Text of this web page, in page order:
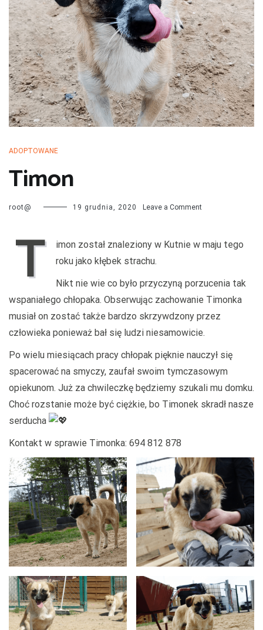
przechodzą kwarantannę, są leczone i mają całą profilaktykę. Są
również sterylizowane i kastrowane. Są socjalizowane czyli
przygotowywane do tego by odnaleźć się w nowej rodzinie. My
bardzo dobrze znamy naszych podopiecznych więc jest nam łatwiej
dopasować psa do rodziny i odwrotnie.
ADOPTOWANE
Timon
root@ 19 grudnia, 2020 Leave a Commenton
T
imon został znaleziony w Kutnie w maju tego
roku jako kłębek strachu.
Nikt nie wie co było przyczyną porzucenia tak
wspaniałego chłopaka. Obserwując zachowanie Timonka
musiał on zostać także bardzo skrzywdzony przez
człowieka ponieważ bał się ludzi niesamowicie.
Po wielu miesiącach pracy chłopak pięknie nauczył się
spacerować na smyczy, zaufał swoim tymczasowym
opiekunom. Już za chwileczkę będziemy szukali mu domku.
Choć rozstanie może być ciężkie, bo Timonek skradł nasze
serducha
Kontakt w sprawie Timonka: 694 812 878